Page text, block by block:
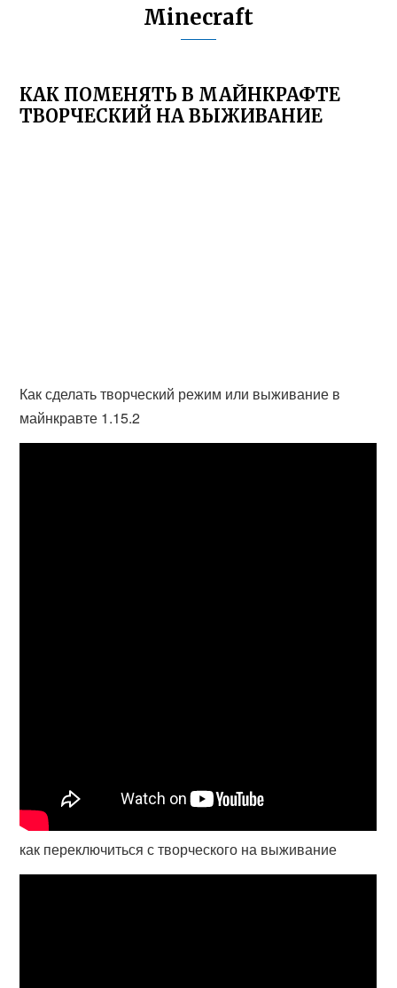
Minecraft
КАК ПОМЕНЯТЬ В МАЙНКРАФТЕ
ТВОРЧЕСКИЙ НА ВЫЖИВАНИЕ
Как сделать творческий режим или выживание в
майнкравте 1.15.2
как переключиться с творческого на выживание